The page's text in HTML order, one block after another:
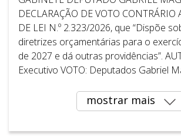
DECLARAÇÃO DE VOTO CONTRÁRIO
DE LEI N.º 2.323/2026, que “Dispõe
diretrizes orçamentárias para o
de 2027 e dá outras providências”.
Executivo VOTO: Deputados Gabriel
mostrar mais